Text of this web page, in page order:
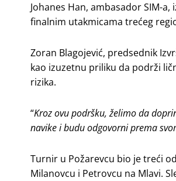
Johanes Han, ambasador SIM-
finalnim utakmicama trećeg
Zoran Blagojević, predsednik
kao izuzetnu priliku da podrži
rizika.
“Kroz ovu podršku, želimo da
navike i budu odgovorni prema
Turnir u Požarevcu bio je treći
Milanovcu i Petrovcu na Mlavi.